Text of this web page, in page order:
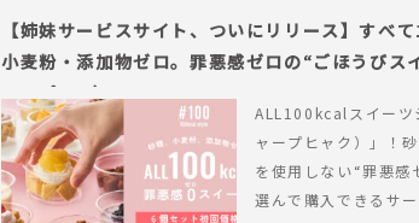
【姉妹サービスサイト、ついにリリース】すべ
小麦粉・添加物ゼロ。罪悪感ゼロの“ごほうびス
ャープ100）』
ALL100kcalスイー
ャープヒャク）」！
を使用しない“罪悪感
選んで購入できるサ